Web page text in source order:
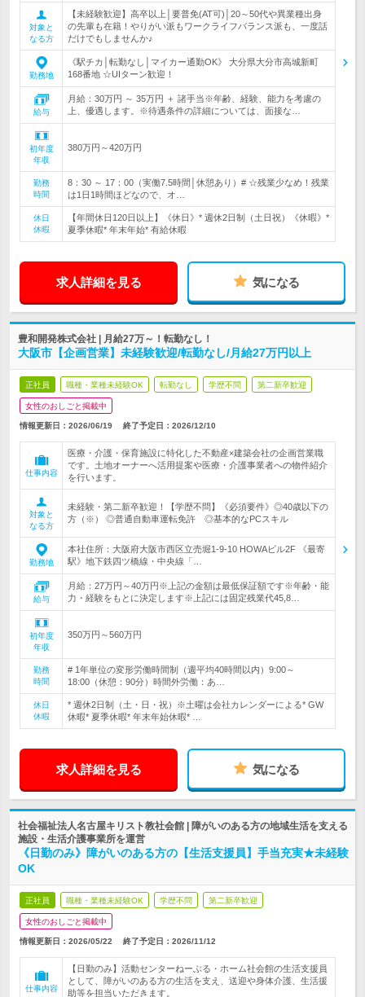
対象と
なる方
【未経験歓迎】高卒以上│要普免(AT可)│20～50代や異業種出身
の先輩も在籍！やりがい派もワークライフバランス派も、一度話
だけでもしませんか♪
勤務地
《駅チカ│転勤なし│マイカー通勤OK》 大分県大分市高城新町
168番地 ☆UIターン歓迎！
給与
月給：30万円 ～ 35万円 ＋ 諸手当※年齢、経験、能力を考慮の
上、優遇します。※待遇条件の詳細については、面接な…
初年度
年収
380万円～420万円
勤務
時間
8：30 ～ 17：00（実働7.5時間│休憩あり）# ☆残業少なめ！残業
は1日1時間ほどなので、オ…
休日
休暇
【年間休日120日以上】《休日》* 週休2日制（土日祝）《休暇》*
夏季休暇* 年末年始* 有給休暇
求人詳細を見る 気になる
豊和開発株式会社 | 月給27万～！転勤なし！
大阪市【企画営業】未経験歓迎/転勤なし/月給27万円以上
正社員 職種・業種未経験OK 転勤なし 学歴不問 第二新卒歓迎
女性のおしごと掲載中
情報更新日：2026/06/19 終了予定日： 2026/12/10
仕事内容
医療・介護・保育施設に特化した不動産×建築会社の企画営業職
です。土地オーナーへ活用提案や医療・介護事業者への物件紹介
を行います。
対象と
なる方
未経験・第二新卒歓迎！【学歴不問】《必須要件》◎40歳以下の
方（※） ◎普通自動車運転免許 ◎基本的なPCスキル
勤務地
本社住所：大阪府大阪市西区立売堀1-9-10 HOWAビル2F 《最寄
駅》地下鉄四ツ橋線・中央線「…
給与
月給：27万円～40万円※上記の金額は最低保証額です※年齢・能
力・経験をもとに決定します※上記には固定残業代45,8…
初年度
年収
350万円～560万円
勤務
時間
# 1年単位の変形労働時間制（週平均40時間以内）9:00～
18:00（休憩：90分）時間外労働：あ…
休日
休暇
* 週休2日制（土・日・祝）※土曜は会社カレンダーによる* GW
休暇* 夏季休暇* 年末年始休暇* …
求人詳細を見る 気になる
社会福祉法人名古屋キリスト教社会館 | 障がいのある方の地域生活を支える
施設・生活介護事業所を運営
《日勤のみ》障がいのある方の【生活支援員】手当充実★未経験
OK
正社員 職種・業種未経験OK 学歴不問 第二新卒歓迎
女性のおしごと掲載中
情報更新日：2026/05/22 終了予定日： 2026/11/12
仕事内容
【日勤のみ】活動センターねーぶる・ホーム社会館の生活支援員
として、障がいのある方の生活を支え、送迎や身体介護、生活援
助等を担当いただきます。